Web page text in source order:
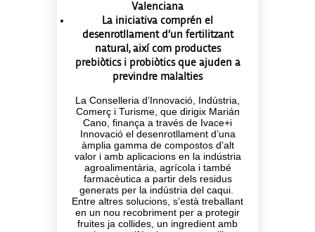
Valenciana
La iniciativa comprén el
desenrotllament d’un fertilitzant
natural, així com productes
prebiòtics i probiòtics que ajuden a
previndre malalties
La Conselleria d’Innovació, Indústria,
Comerç i Turisme, que dirigix Marián
Cano, finança a través de Ivace+i
Innovació el desenrotllament d’una
àmplia gamma de compostos d’alt
valor i amb aplicacions en la indústria
agroalimentària, agrícola i també
farmacèutica a partir dels residus
generats per la indústria del caqui.
Entre altres solucions, s’està treballant
en un nou recobriment per a protegir
fruites ja collides, un ingredient amb